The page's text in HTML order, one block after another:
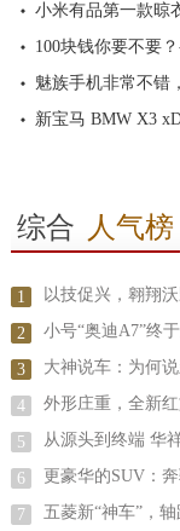
小米有品第一款晾
100块钱你要不要
魅族手机非常不错
新宝马 BMW X3
综合 人气榜
1 以技促兴，翱翔
2 小号“奥迪A7”终
3 大神说车：为何
4 外形庄重，全新
5 从源头到终端 华
6 更豪华的SUV：
7 五菱新“神车”，